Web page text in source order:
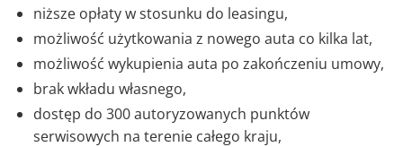
niższe opłaty w stosunku do leasingu,
możliwość użytkowania z nowego auta co kilka lat,
możliwość wykupienia auta po zakończeniu umowy,
brak wkładu własnego,
dostęp do 300 autoryzowanych punktów
serwisowych na terenie całego kraju,